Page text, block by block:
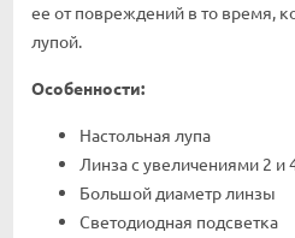
ее от повреждений в то время,
лупой.
Особенности:
Настольная лупа
Линза с увеличениями 2 и
Большой диаметр линзы
Светодиодная подсветка